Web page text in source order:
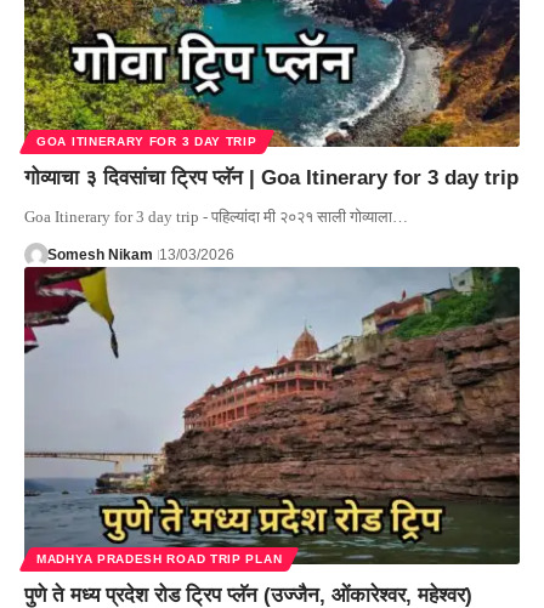
GOA ITINERARY FOR 3 DAY TRIP
गोव्याचा ३ दिवसांचा ट्रिप प्लॅन | Goa Itinerary for 3 day trip
Goa Itinerary for 3 day trip - पहिल्यांदा मी २०२१ साली गोव्याला…
Somesh Nikam 13/03/2026
MADHYA PRADESH ROAD TRIP PLAN
पुणे ते मध्य प्रदेश रोड ट्रिप प्लॅन (उज्जैन, ओंकारेश्वर, महेश्वर)